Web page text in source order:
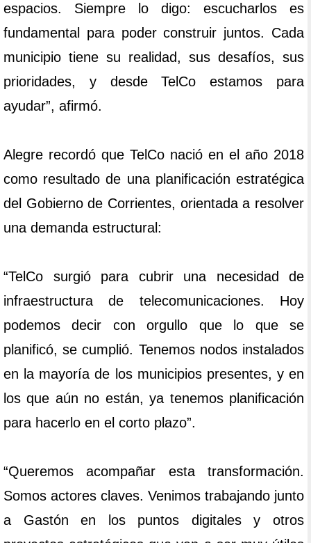
espacios. Siempre lo digo: escucharlos es
fundamental para poder construir juntos. Cada
municipio tiene su realidad, sus desafíos, sus
prioridades, y desde TelCo estamos para
ayudar”, afirmó.
Alegre recordó que TelCo nació en el año 2018
como resultado de una planificación estratégica
del Gobierno de Corrientes, orientada a resolver
una demanda estructural:
“TelCo surgió para cubrir una necesidad de
infraestructura de telecomunicaciones. Hoy
podemos decir con orgullo que lo que se
planificó, se cumplió. Tenemos nodos instalados
en la mayoría de los municipios presentes, y en
los que aún no están, ya tenemos planificación
para hacerlo en el corto plazo”.
“Queremos acompañar esta transformación.
Somos actores claves. Venimos trabajando junto
a Gastón en los puntos digitales y otros